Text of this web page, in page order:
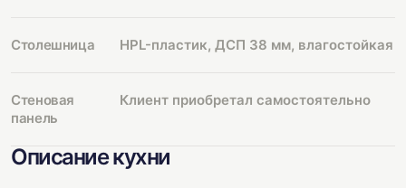
Столешница HPL-пластик, ДСП 38 мм, влагостойкая
Стеновая
панель
Клиент приобретал самостоятельно
Описание кухни